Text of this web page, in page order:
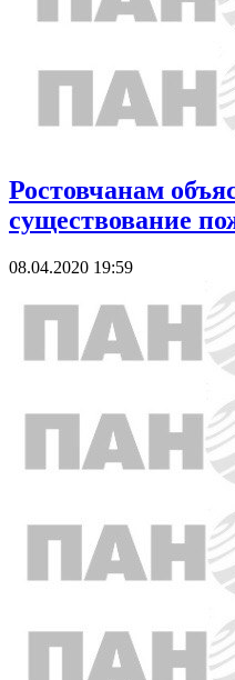
Ростовчанам
существование
08.04.2020 19:59